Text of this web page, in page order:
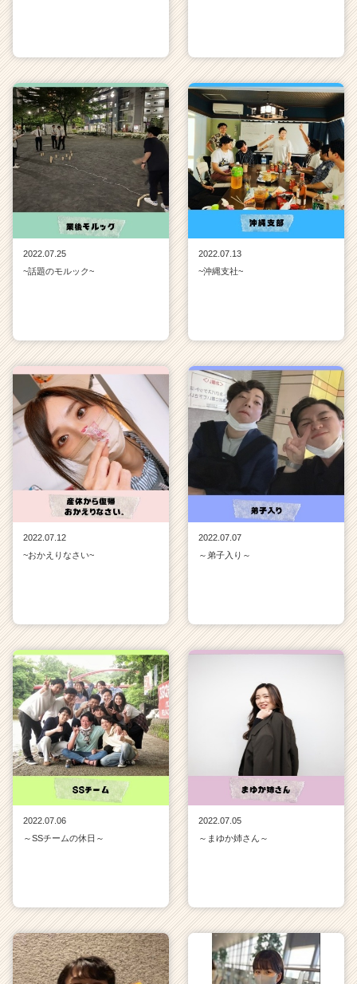
2022.07.25
~話題のモルック~
2022.07.13
~沖縄支社~
2022.07.12
~おかえりなさい~
2022.07.07
～弟子入り～
2022.07.06
～SSチームの休日～
2022.07.05
～まゆか姉さん～